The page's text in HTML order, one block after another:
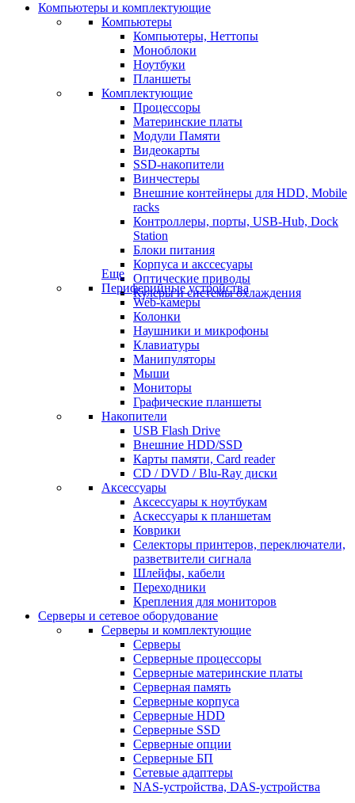
Компьютеры и комплектующие
Компьютеры
Компьютеры, Неттопы
Моноблоки
Ноутбуки
Планшеты
Комплектующие
Процессоры
Материнские платы
Модули Памяти
Видеокарты
SSD-накопители
Винчестеры
Внешние контейнеры для HDD, Mobile
racks
Контроллеры, порты, USB-Hub, Dock
Station
Блоки питания
Корпуса и акссесуары
Оптические приводы
Кулеры и системы охлаждения
Еще
Периферийные устройства
Web-камеры
Колонки
Наушники и микрофоны
Клавиатуры
Манипуляторы
Мыши
Мониторы
Графические планшеты
Накопители
USB Flash Drive
Внешние HDD/SSD
Карты памяти, Card reader
CD / DVD / Blu-Ray диски
Аксессуары
Аксессуары к ноутбукам
Аскессуары к планшетам
Коврики
Селекторы принтеров, переключатели,
разветвители сигнала
Шлейфы, кабели
Переходники
Крепления для мониторов
Серверы и сетевое оборудование
Серверы и комплектующие
Серверы
Серверные процессоры
Серверные материнские платы
Серверная память
Серверные корпуса
Серверные HDD
Серверные SSD
Серверные опции
Серверные БП
Сетевые адаптеры
NAS-устройства, DAS-устройства